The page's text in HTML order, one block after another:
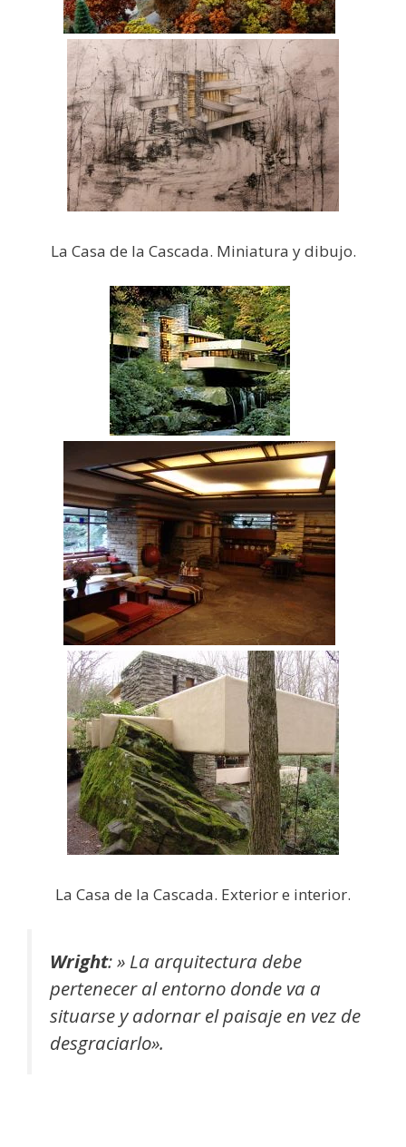
La Casa de la Cascada. Miniatura y dibujo.
La Casa de la Cascada. Exterior e interior.
Wright:» La arquitectura debe
pertenecer al entorno donde va a
situarse y adornar el paisaje en vez de
desgraciarlo».